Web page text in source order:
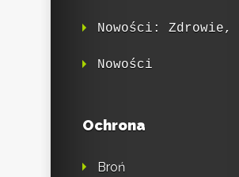
Nowości: Zdrowie,
Nowości
Ochrona
Broń